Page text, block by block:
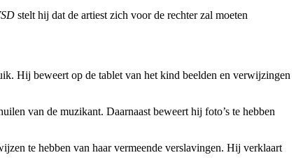
stelt hij dat de artiest zich voor de rechter zal moeten
Hij beweert op de tablet van het kind beelden en verwijzingen
van de muzikant. Daarnaast beweert hij foto’s te hebben
te hebben van haar vermeende verslavingen. Hij verklaart